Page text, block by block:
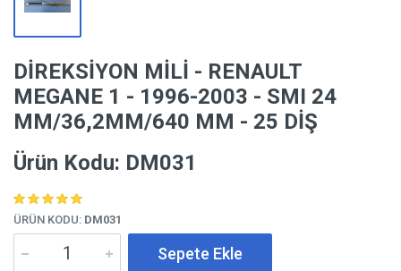
DİREKSİYON MİLİ - RENAULT
MEGANE 1 - 1996-2003 - SMI 24
MM/36,2MM/640 MM - 25 DİŞ
Ürün Kodu: DM031
ÜRÜN KODU: DM031
Sepete Ekle